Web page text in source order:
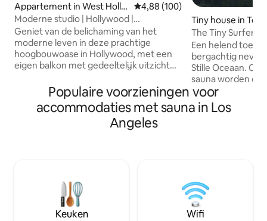
Appartement in West Holly
wood
Gemiddelde beoordeling van
4,88 (100)
Moderne studio | Hollywood |
Voorzieningen van wereldklasse
Geniet van de belichaming van het
moderne leven in deze prachtige
hoogbouwoase in Hollywood, met een
eigen balkon met gedeeltelijk uitzicht
retraite nodigt je uit om het beste van
Los Angeles te ervaren. Gelegen op de
grens van West Hollywood en
Hollywood, heb je gemakkelijk toegang
tot de culturele hotspots en culinaire
fitnessruimte, basketbalveld,
tijdens uw verblijf.
Tiny house in
The Tiny Surfer 's
Mountain Cabana
Een helend
bergachtig
Stille Oceaan. Onze kleine cabana en
sauna worden
wolken en
sereniteit van de
rustplaats voor
stadsmensen,
contact komt
belangrijkst is.
Populaire voorzieningen voor
accommodaties met sauna in Los
Angeles
Keuken Wifi